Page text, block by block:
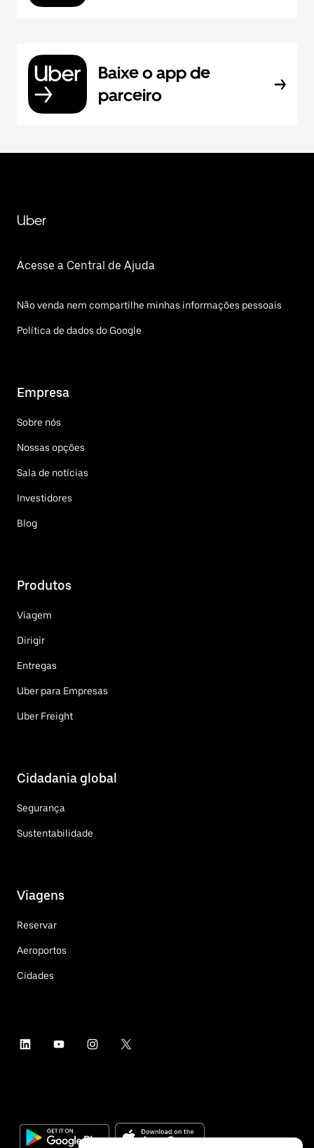
Baixe o app de
parceiro
Uber
Acesse a Central de Ajuda
Não venda nem compartilhe minhas informações pessoais
Política de dados do Google
Empresa
Sobre nós
Nossas opções
Sala de notícias
Investidores
Blog
Produtos
Viagem
Dirigir
Entregas
Uber para Empresas
Uber Freight
Cidadania global
Segurança
Sustentabilidade
Viagens
Reservar
Aeroportos
Cidades